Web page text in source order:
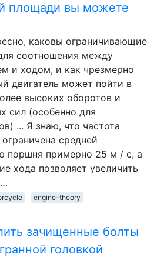
площади вы можете
каковы ограничивающие
соотношения между
и ходом, и как чрезмерно
двигатель может пойти в
высоких оборотов и
сил (особенно для
... Я знаю, что частота
средней
поршня примерно 25 м / с, а
хода позволяет увеличить
engine-theory
зачищенные болты
головкой